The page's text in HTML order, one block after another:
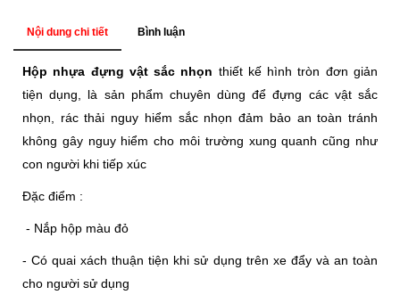
Nội dung chi tiết Bình luận
Hộp nhựa đựng vật sắc nhọn thiết kế hình tròn đơn giản
tiện dụng, là sản phẩm chuyên dùng để đựng các vật sắc
nhọn, rác thải nguy hiểm sắc nhọn đảm bảo an toàn tránh
không gây nguy hiểm cho môi trường xung quanh cũng như
con người khi tiếp xúc
Đặc điểm :
- Nắp hộp màu đỏ
- Có quai xách thuận tiện khi sử dụng trên xe đẩy và an toàn
cho người sử dụng